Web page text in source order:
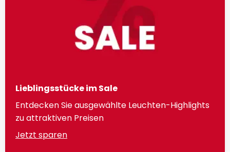
Lieblingsstücke im Sale
Entdecken Sie ausgewählte Leuchten-Highlights
zu attraktiven Preisen
Jetzt sparen